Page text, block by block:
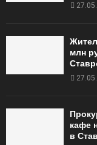
млн
кафе
в